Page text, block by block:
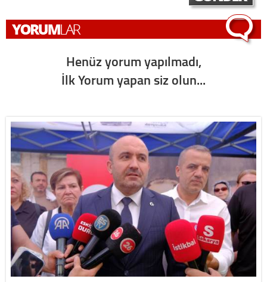
Henüz yorum yapılmadı,
İlk Yorum yapan siz olun...